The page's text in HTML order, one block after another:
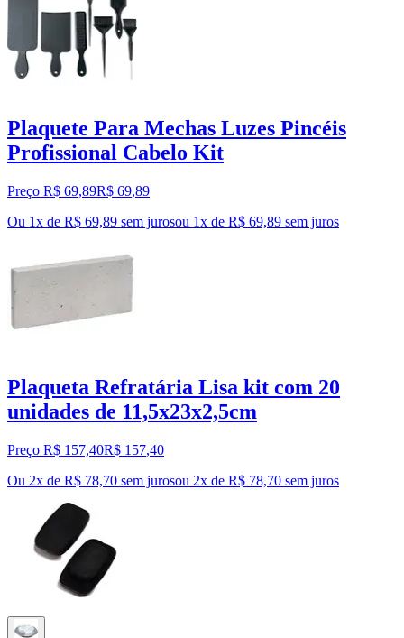
Plaquete Para Mechas Luzes Pincéis
Profissional Cabelo Kit
Preço R$ 69,89R$ 69,89
Ou 1x de R$ 69,89 sem jurosou 1x de R$ 69,89 sem juros
Plaqueta Refratária Lisa kit com 20
unidades de 11,5x23x2,5cm
Preço R$ 157,40R$ 157,40
Ou 2x de R$ 78,70 sem jurosou 2x de R$ 78,70 sem juros